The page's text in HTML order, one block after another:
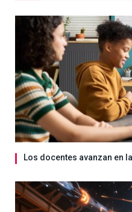
Los docentes avanzan en